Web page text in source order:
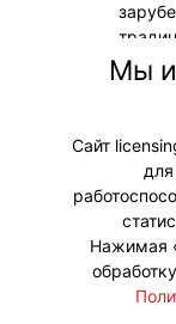
Мы
Сайт
Нажимая